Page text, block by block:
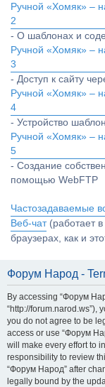
Ручной «Хомяк» –
2
- О шаблонах и
Ручной «Хомяк» –
3
- Доступ к сайту
Ручной «Хомяк» –
4
- Устройство
Ручной «Хомяк» –
5
- Создание
помощью WebFTP
Частозадаваемые
Веб-чат(работает
браузерах, как и
Форум Народ -
By accessing “Форум
“http://forum.narod.ws”),
you do not agree to be
access or use “Форум
will make every effort to
responsibility to review
“Форум Народ” after
legally bound by the